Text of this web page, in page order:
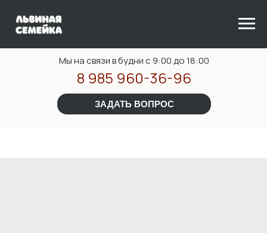
ЗАДАТЬ ВОПРОС
Мы на связи в будни с 9:00 до 18:00
8 985 960-36-96